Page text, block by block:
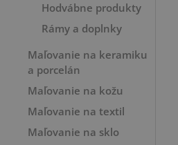
Hodvábne produkty
Rámy a doplnky
Maľovanie na keramiku
a porcelán
Maľovanie na kožu
Maľovanie na textil
Maľovanie na sklo